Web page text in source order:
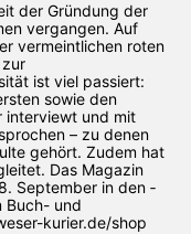
der Gründung der
vergangen. Auf
vermeintlichen roten
ist viel passiert:
sowie den
interviewt und mit
– zu denen
gehört. Zudem hat
Das Magazin
September in den
Buch- und
kurier.de/shop